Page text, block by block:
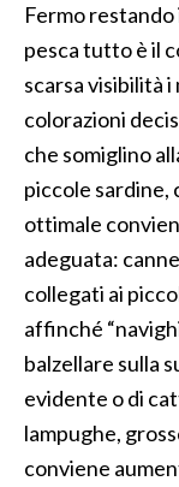
Fermo
pesca tutto è il
scarsa visibilità
colorazioni
che somiglino
piccole sardine,
ottimale
adeguata:
collegati ai
affinché
balzellare sulla
evidente o di
lampughe,
conviene